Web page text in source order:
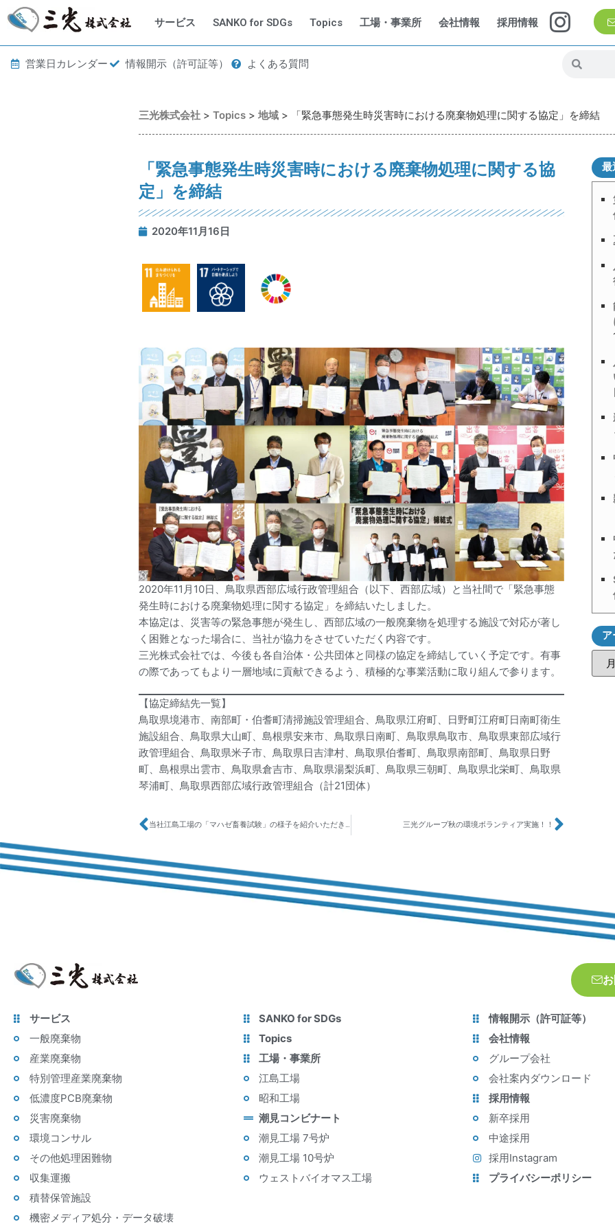
サービス SANKO for SDGs Topics 工場・事業所 会社情報 採用情報
営業日カレンダー 情報開示（許可証等） よくある質問
三光株式会社 > Topics > 地域 > 「緊急事態発生時災害時における廃棄物処理に関する協定」を締結
「緊急事態発生時災害時における廃棄物処理に関する協
定」を締結
2020年11月16日
2020年11月10日、鳥取県西部広域行政管理組合（以下、西部広域）と当社間で「緊急事態
発生時における廃棄物処理に関する協定」を締結いたしました。
本協定は、災害等の緊急事態が発生し、西部広域の一般廃棄物を処理する施設で対応が著し
く困難となった場合に、当社が協力をさせていただく内容です。
三光株式会社では、今後も各自治体・公共団体と同様の協定を締結していく予定です。有事
の際であってもより一層地域に貢献できるよう、積極的な事業活動に取り組んで参ります。
【協定締結先一覧】
鳥取県境港市、南部町・伯耆町清掃施設管理組合、鳥取県江府町、日野町江府町日南町衛生
施設組合、鳥取県大山町、島根県安来市、鳥取県日南町、鳥取県鳥取市、鳥取県東部広域行
政管理組合、鳥取県米子市、鳥取県日吉津村、鳥取県伯耆町、鳥取県南部町、鳥取県日野
町、島根県出雲市、鳥取県倉吉市、鳥取県湯梨浜町、鳥取県三朝町、鳥取県北栄町、鳥取県
琴浦町、鳥取県西部広域行政管理組合（計21団体）
当社江島工場の「マハゼ畜養試験」の様子を紹介いただきました 三光グループ秋の環境ボランティア実施！！
最
ア
サービス
一般廃棄物
産業廃棄物
特別管理産業廃棄物
低濃度PCB廃棄物
災害廃棄物
環境コンサル
その他処理困難物
収集運搬
積替保管施設
機密メディア処分・データ破壊
SANKO for SDGs
Topics
工場・事業所
江島工場
昭和工場
潮見コンビナート
潮見工場 7号炉
潮見工場 10号炉
ウェストバイオマス工場
情報開示（許可証等）
会社情報
グループ会社
会社案内ダウンロード
採用情報
新卒採用
中途採用
採用Instagram
プライバシーポリシー